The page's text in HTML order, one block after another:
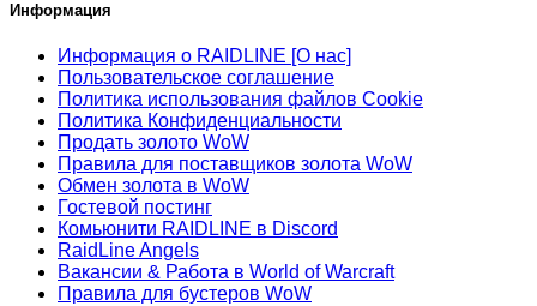
Информация
Информация о RAIDLINE [О нас]
Пользовательское соглашение
Политика использования файлов Cookie
Политика Конфиденциальности
Продать золото WoW
Правила для поставщиков золота WoW
Обмен золота в WoW
Гостевой постинг
Комьюнити RAIDLINE в Discord
RaidLine Angels
Вакансии & Работа в World of Warcraft
Правила для бустеров WoW